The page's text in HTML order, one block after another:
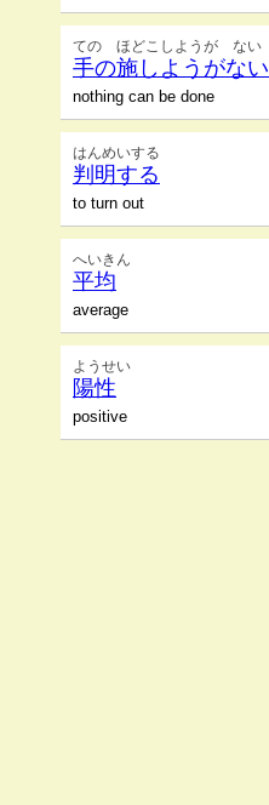
ての ほどこしようが ない
手の施しようがない
nothing can be done
はんめいする
判明する
to turn out
へいきん
平均
average
ようせい
陽性
positive